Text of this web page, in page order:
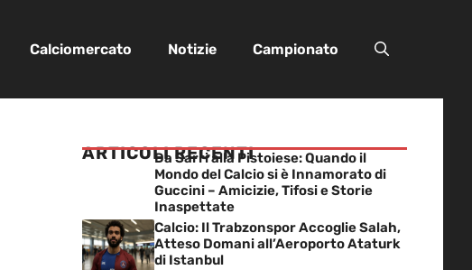
Calciomercato Notizie Campionato
ARTICOLI RECENTI
Da Sarri alla Pistoiese: Quando il
Mondo del Calcio si è Innamorato di
Guccini – Amicizie, Tifosi e Storie
Inaspettate
Calcio: Il Trabzonspor Accoglie Salah,
Atteso Domani all’Aeroporto Ataturk
di Istanbul